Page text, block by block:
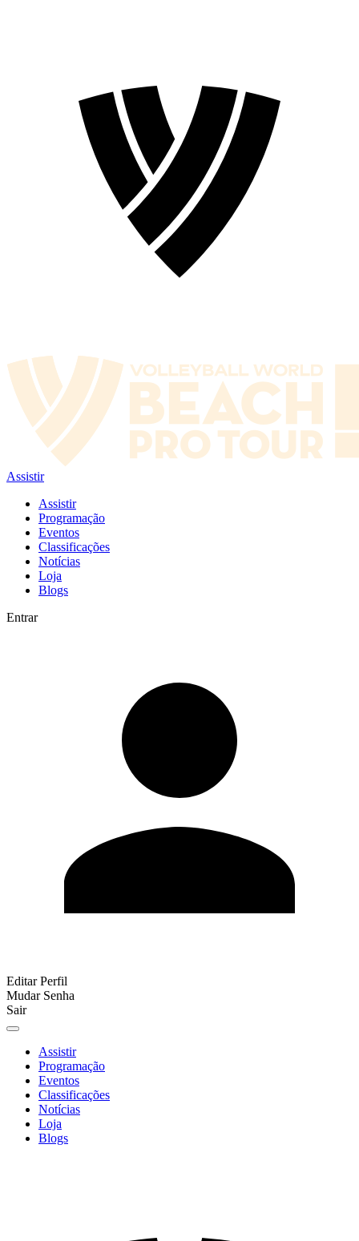
Assistir
Assistir
Programação
Eventos
Classificações
Notícias
Loja
Blogs
Entrar
Editar Perfil
Mudar Senha
Sair
Assistir
Programação
Eventos
Classificações
Notícias
Loja
Blogs